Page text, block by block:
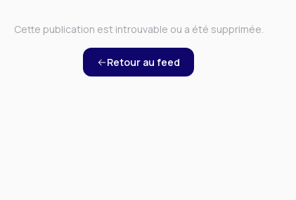
Cette publication est introuvable ou a été supprimée.
Retour au feed